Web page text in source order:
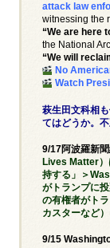
attack law
witnessing the
“We are here
the National
“We will
No
Watch
萩生田文科相
てはどうか。
9/17阿波羅新
Lives Matter
持する」＞
がトランプに
の有権者がト
カスターなど
9/15